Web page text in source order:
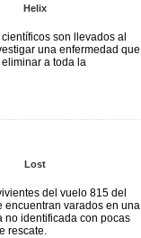
Helix
son llevados al
una enfermedad que
a toda la
Lost
del vuelo 815 del
encuentran varados en una
no identificada con pocas
rescate.